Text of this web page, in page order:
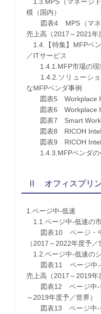
模（国内）
図表4 MPS（マネ
売上高（2017～2021年
1.4.【特集】MFPベ
／ITサービス
1.4.1.MFP市場の現
1.4.2.ソリューショ
なMFPベンダ事例
図表5 Workplace
図表6 Workplace
図表7 Smart Work
図表8 RICOH
図表9 RICOH
1.4.3.MFPベンダの
Ⅱ オフィスプリ
1.ページ中-低速
1.1.ページ中-低速の
図表10 ページ・中-
（2017～2022年度予／
1.2.ページ中-低速の
図表11 ページ中-
売上高（2017～2019年
図表12 ページ中-低
～2019年度予／世界）
図表13 ページ中-低